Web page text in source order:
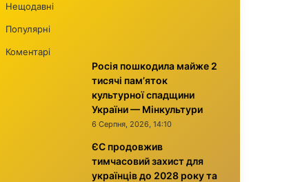
Нещодавні
Популярні
Коментарі
Росія пошкодила майже 2
тисячі пам’яток
культурної спадщини
України — Мінкультури
6 Серпня, 2026, 14:10
ЄС продовжив
тимчасовий захист для
українців до 2028 року та